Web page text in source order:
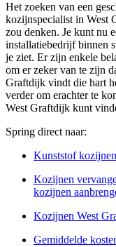
Het zoeken van een
kozijnspecialist in West
zou denken. Je kunt nu
installatiebedrijf binnen
je ziet. Er zijn enkele
om er zeker van te zijn
Graftdijk vindt die hart
verder om erachter te
West Graftdijk kunt
Spring direct naar:
Kunststof
Kozijnen
kozijnen
Kozijnen West
Gemiddelde